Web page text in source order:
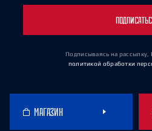
Подписываясь на рассылку,
политикой обработки
МАГАЗИН